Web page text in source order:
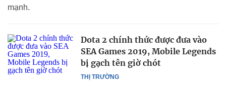
mạnh.
THỊ TRƯỜNG
Dota 2 chính thức được đưa vào
SEA Games 2019, Mobile Legends
bị gạch tên giờ chót